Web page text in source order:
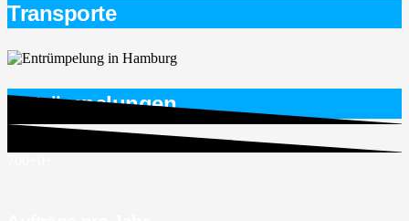
Transporte
Entrümpelungen